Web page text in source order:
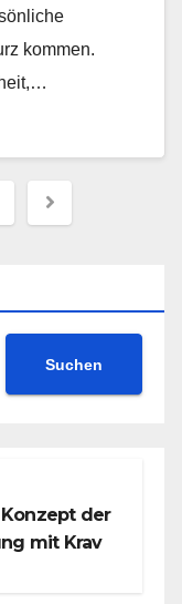
kommen.
Suchen
der
mit Krav